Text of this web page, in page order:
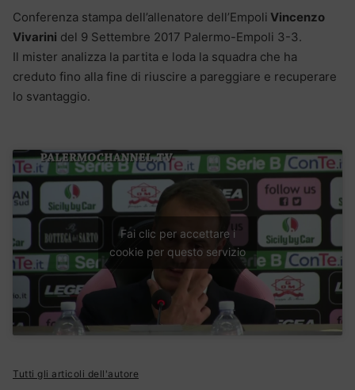
Conferenza stampa dell’allenatore dell’Empoli Vincenzo
Vivarini del 9 Settembre 2017 Palermo-Empoli 3-3.
Il mister analizza la partita e loda la squadra che ha
creduto fino alla fine di riuscire a pareggiare e recuperare
lo svantaggio.
Fai clic per accettare i
cookie per questo servizio
Tutti gli articoli dell'autore